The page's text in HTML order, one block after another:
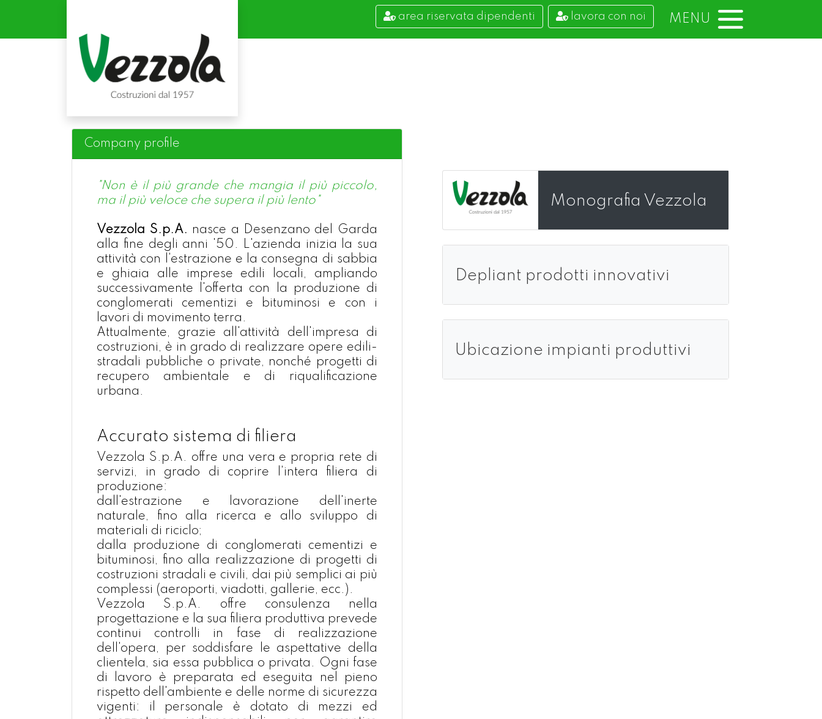
area riservata dipendenti lavora con noi MENU
Company profile
"Non è il più grande che mangia il più piccolo,
ma il più veloce che supera il più lento"
Vezzola S.p.A. nasce a Desenzano del Garda
alla fine degli anni '50. L'azienda inizia la sua
attività con l'estrazione e la consegna di sabbia
e ghiaia alle imprese edili locali, ampliando
successivamente l'offerta con la produzione di
conglomerati cementizi e bituminosi e con i
lavori di movimento terra.
Attualmente, grazie all'attività dell'impresa di
costruzioni, è in grado di realizzare opere edili-
stradali pubbliche o private, nonché progetti di
recupero ambientale e di riqualificazione
urbana.
Accurato sistema di filiera
Vezzola S.p.A. offre una vera e propria rete di
servizi, in grado di coprire l'intera filiera di
produzione:
dall'estrazione e lavorazione dell'inerte
naturale, fino alla ricerca e allo sviluppo di
materiali di riciclo;
dalla produzione di conglomerati cementizi e
bituminosi, fino alla realizzazione di progetti di
costruzioni stradali e civili, dai più semplici ai più
complessi (aeroporti, viadotti, gallerie, ecc.).
Vezzola S.p.A. offre consulenza nella
progettazione e la sua filiera produttiva prevede
continui controlli in fase di realizzazione
dell'opera, per soddisfare le aspettative della
clientela, sia essa pubblica o privata. Ogni fase
di lavoro è preparata ed eseguita nel pieno
rispetto dell'ambiente e delle norme di sicurezza
vigenti: il personale è dotato di mezzi ed
Monografia Vezzola
Depliant prodotti innovativi
Ubicazione impianti produttivi